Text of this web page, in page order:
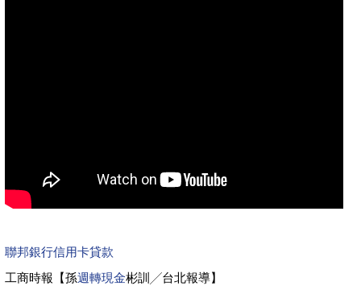
聯邦銀行信用卡貸款
工商時報【孫週轉現金彬訓╱台北報導】